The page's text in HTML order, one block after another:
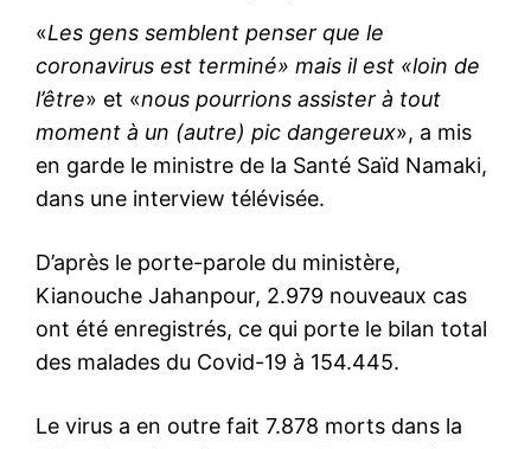
«Les gens semblent penser que le
coronavirus est terminé» mais il est «loin de
l’être» et «nous pourrions assister à tout
moment à un (autre) pic dangereux», a mis
en garde le ministre de la Santé Saïd Namaki,
dans une interview télévisée.
D’après le porte-parole du ministère,
Kianouche Jahanpour, 2.979 nouveaux cas
ont été enregistrés, ce qui porte le bilan total
des malades du Covid-19 à 154.445.
Le virus a en outre fait 7.878 morts dans la